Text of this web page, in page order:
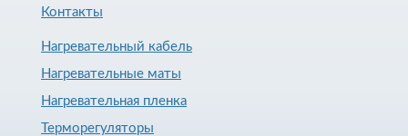
Контакты
Нагревательный кабель
Нагревательные маты
Нагревательная пленка
Терморегуляторы